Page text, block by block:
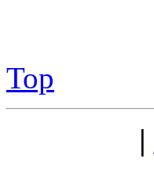
Top
|